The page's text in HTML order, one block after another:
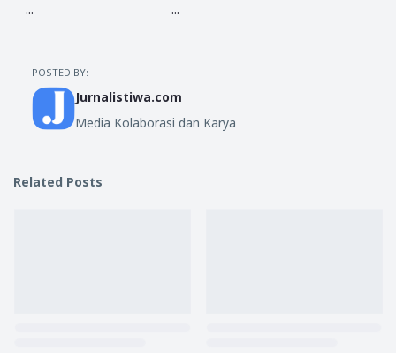
... ...
POSTED BY:
Jurnalistiwa.com
Media Kolaborasi dan Karya
Related Posts